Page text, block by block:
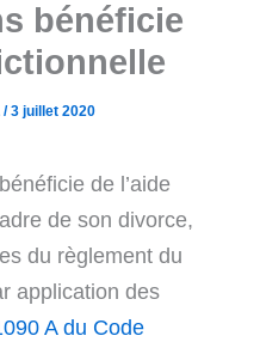
bénéficie
/3 juillet 2020
de l’aide
de son divorce,
du règlement du
application des
A du Code